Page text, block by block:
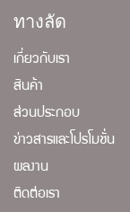
ทางลัด
เกี่ยวกับเรา
สินค้า
ส่วนประกอบ
ข่าวสารและโปรโมชั่น
ผลงาน
ติดต่อเรา